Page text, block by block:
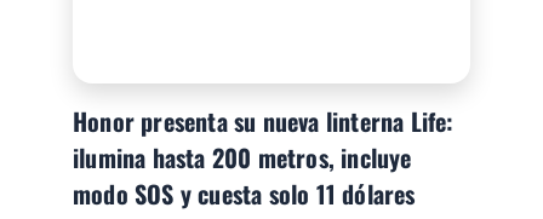
Honor presenta su nueva linterna Life:
ilumina hasta 200 metros, incluye
modo SOS y cuesta solo 11 dólares